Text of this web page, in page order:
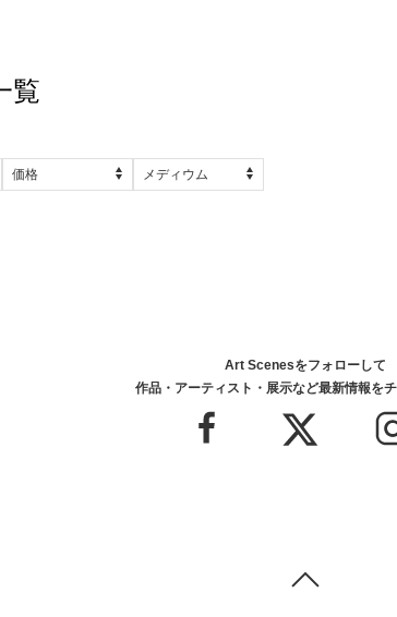
覧
Art Scenesをフォローして
作品・アーティスト・展示など最新情報を